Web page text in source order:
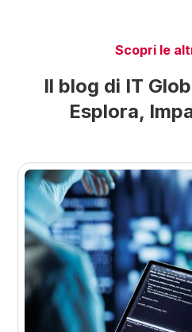
Scopri le
Il blog di IT
Esplora,